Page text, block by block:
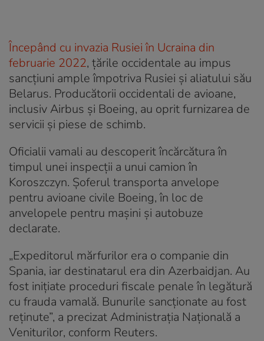
Începând cu invazia Rusiei în Ucraina din
februarie 2022, țările occidentale au impus
sancțiuni ample împotriva Rusiei și aliatului său
Belarus. Producătorii occidentali de avioane,
inclusiv Airbus și Boeing, au oprit furnizarea de
servicii și piese de schimb.
Oficialii vamali au descoperit încărcătura în
timpul unei inspecții a unui camion în
Koroszczyn. Șoferul transporta anvelope
pentru avioane civile Boeing, în loc de
anvelopele pentru mașini și autobuze
declarate.
„Expeditorul mărfurilor era o companie din
Spania, iar destinatarul era din Azerbaidjan. Au
fost inițiate proceduri fiscale penale în legătură
cu frauda vamală. Bunurile sancționate au fost
reținute”, a precizat Administrația Națională a
Veniturilor, conform Reuters.